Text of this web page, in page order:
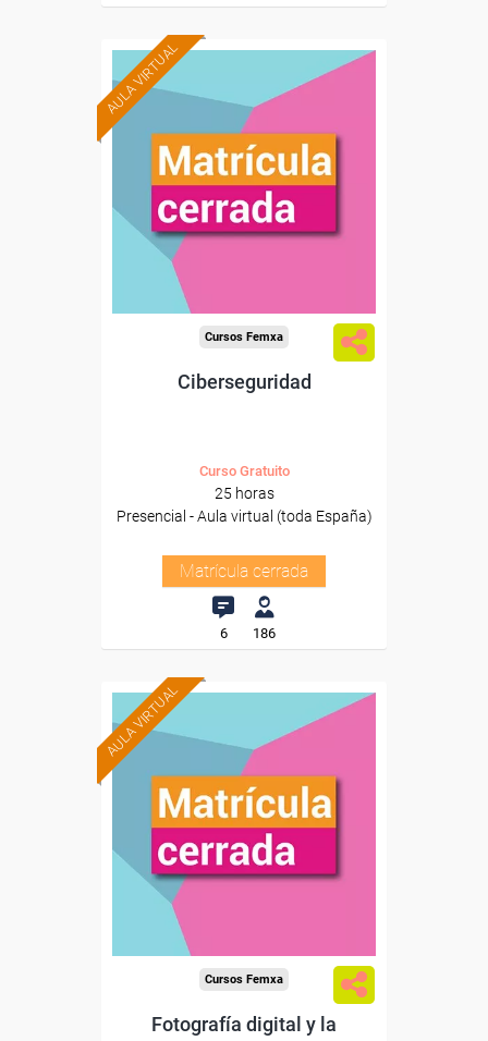
AULA VIRTUAL
Cursos Femxa
Ciberseguridad
Curso Gratuito
25 horas
Presencial - Aula virtual (toda España)
Matrícula cerrada
6 186
AULA VIRTUAL
Cursos Femxa
Fotografía digital y la